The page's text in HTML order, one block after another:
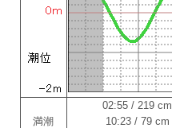
満潮
02:55 / 219 cm
10:23 / 79 cm